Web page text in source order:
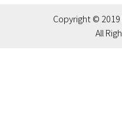
Copyright © 2019
All